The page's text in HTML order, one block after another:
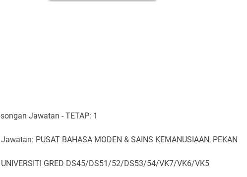
Jawatan - TETAP: 1
PUSAT BAHASA MODEN & SAINS KEMANUSIAAN, PEKAN
UNIVERSITI GRED DS45/DS51/52/DS53/54/VK7/VK6/VK5